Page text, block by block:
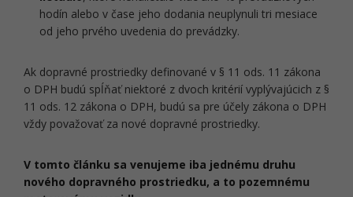
hodín alebo v čase jeho dodania neuplynuli tri mesiace
od jeho prvého uvedenia do prevádzky.
Ak dopravné prostriedky definované v § 11 ods. 11 zákona
o DPH budú spĺňať niektoré z dvoch kritérií vyplývajúcich z §
11 ods. 12 zákona o DPH, budú sa pre účely zákona o DPH
vždy považovať za nové dopravné prostriedky.
V tomto článku sa venujeme iba jednému druhu
nového dopravného prostriedku, a to pozemnému